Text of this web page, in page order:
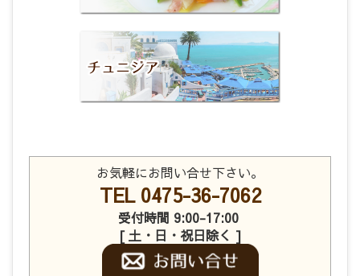
お気軽にお問い合せ下さい。
TEL 0475-36-7062
受付時間 9:00-17:00
[ 土・日・祝日除く ]